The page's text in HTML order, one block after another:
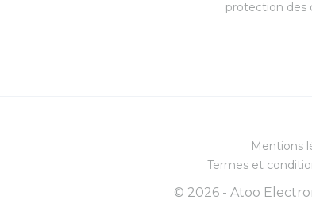
protection des
Mentions
Termes et
© 2026 - Atoo